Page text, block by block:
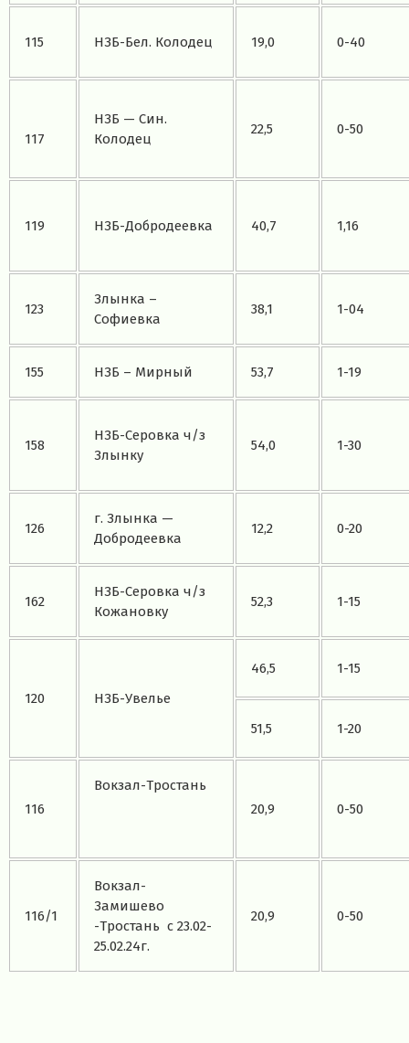
115 НЗБ-Бел. Колодец 19,0 0-40
117
НЗБ — Син.
Колодец
22,5 0-50
119 НЗБ-Добродеевка 40,7 1,16
123
Злынка –
Софиевка
38,1 1-04
155 НЗБ – Мирный 53,7 1-19
158
НЗБ-Серовка ч/з
Злынку
54,0 1-30
126
г. Злынка —
Добродеевка
12,2 0-20
162
НЗБ-Серовка ч/з
Кожановку
52,3 1-15
120 НЗБ-Увелье
46,5 1-15
51,5 1-20
116
Вокзал-Тростань
20,9
0-50
116/1
Вокзал-
Замишево
-Тростань с 23.02-
25.02.24г.
20,9 0-50